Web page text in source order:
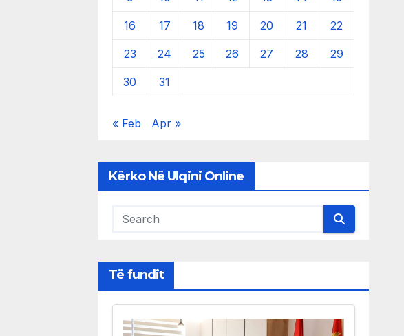
16 17 18 19 20 21 22
23 24 25 26 27 28 29
30 31
« Feb Apr »
Kërko Në Ulqini Online
Të fundit